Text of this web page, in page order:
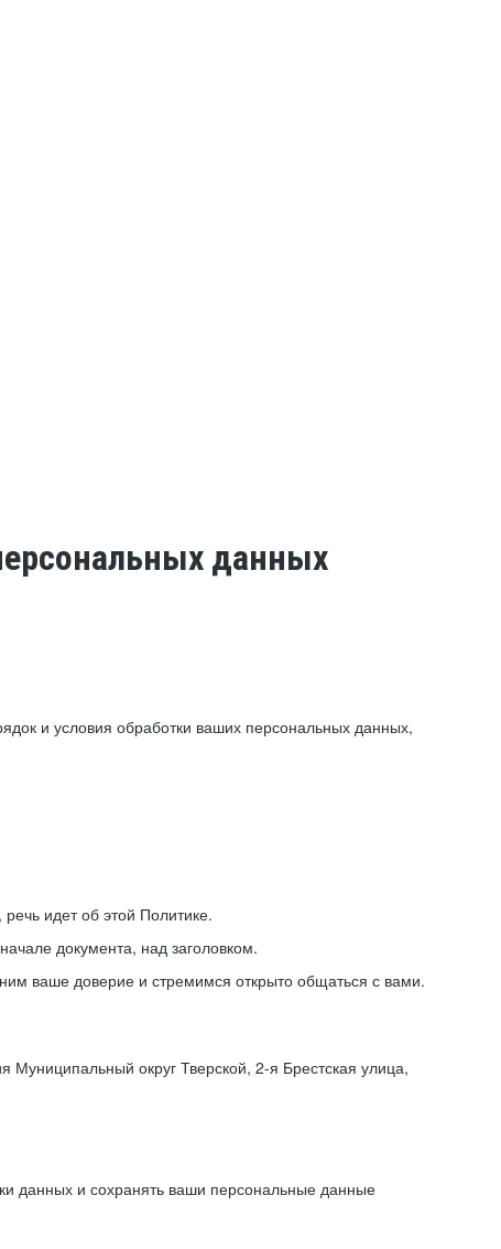
данных
и условия обработки ваших персональных данных,
идет об этой Политике.
документа, над заголовком.
ваше доверие и стремимся открыто общаться с вами.
округ Тверской, 2-я Брестская улица,
данных и сохранять ваши персональные данные